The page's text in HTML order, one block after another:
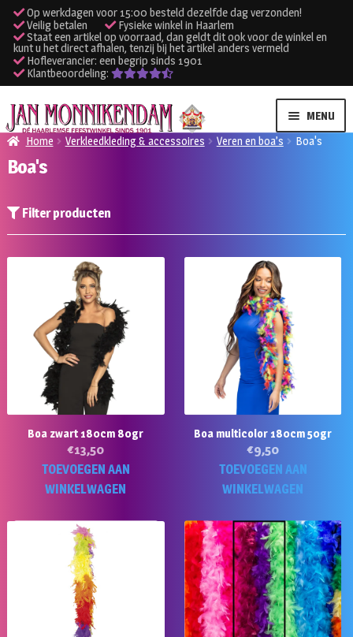
Op werkdagen voor 15:00 besteld dezelfde dag verzonden!
Veilig betalen
Fysieke winkel in Haarlem
Staat een artikel op voorraad, dan geldt dit ook voor de winkel en
kunt u het direct afhalen, tenzij bij het artikel anders vermeld
Hofleverancier: een begrip sinds 1901
Klantbeoordeling:
Ga
door
naar
navigatie
Ga
naar
de
inhoud
MENU
Verhuur kleding
Verhuur apparatuur
Klantenservice
Inloggen
Home Verkleedkleding & accessoires Veren en boa’s Boa's
Boa's
Filter producten
Boa zwart 180cm 80gr
€13,50
TOEVOEGEN AAN
WINKELWAGEN
Boa multicolor 180cm 50gr
€9,50
TOEVOEGEN AAN
WINKELWAGEN